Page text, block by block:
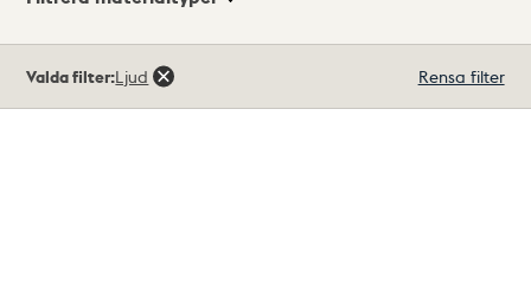
träffar
Valda filter:Ljud Rensa filter